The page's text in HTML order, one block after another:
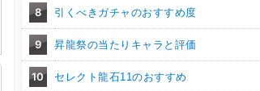
8 引くべきガチャのおすすめ度
9 昇龍祭の当たりキャラと評価
10 セレクト龍石11のおすすめ